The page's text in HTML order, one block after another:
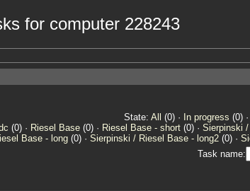
for computer 228243
State: All (0) · In progress (0) ·
(0) · Riesel Base(0) · Riesel Base - short(0) · Sierpinski
Base - long(0) · Sierpinski / Riesel Base - long2(0) ·
Task name: